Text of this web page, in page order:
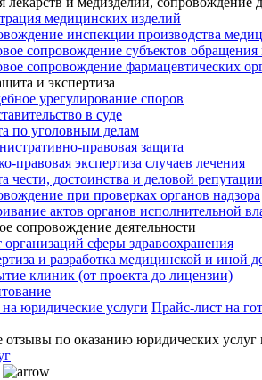
медицинских изделий
инспекции производства
сопровождение субъектов
сопровождение фармацевтических
и экспертиза
урегулирование споров
в суде
по уголовным делам
правовая защита
правовая экспертиза случаев лечения
чести, достоинства и деловой
при проверках органов надзора
актов органов исполнительной
сопровождение деятельности
организаций сферы здравоохранения
и разработка медицинской и иной
клиник (от проекта до лицензии)
юридические услуги Прайс-лист на
отзывы по оказанию юридических